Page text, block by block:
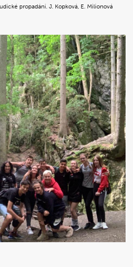
propadání. J. Kopková, E. Milionová